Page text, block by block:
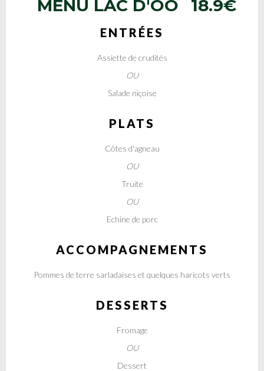
MENU LAC D'OÔ 18.9€
ENTRÉES
Assiette de crudités
OU
Salade niçoise
PLATS
Côtes d'agneau
OU
Truite
OU
Echine de porc
ACCOMPAGNEMENTS
Pommes de terre sarladaises et quelques haricots verts
DESSERTS
Fromage
OU
Dessert